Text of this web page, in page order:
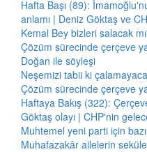
Hafta Başı (89):
anlamı | Deniz Göktaş ve
Kemal Bey bizleri salacak
Çözüm sürecinde çerçeve
Doğan ile söyleşi
Neşemizi tabii ki
Çözüm sürecinde çerçeve
Haftaya Bakış (322):
Göktaş olayı | CHP'nin
Muhtemel yeni parti için
Muhafazakâr ailelerin